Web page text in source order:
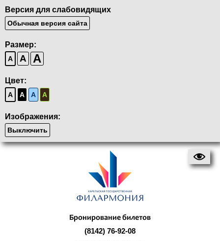
Версия для слабовидящих
Обычная версия сайта
Размер:
A A A
Цвет:
A A A A
Изображения:
Выключить
Бронирование билетов
(8142) 76-92-08